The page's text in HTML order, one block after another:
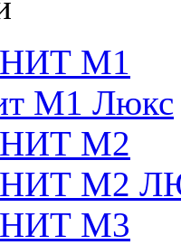
М1
М1 Люкс
М2
М2
М3